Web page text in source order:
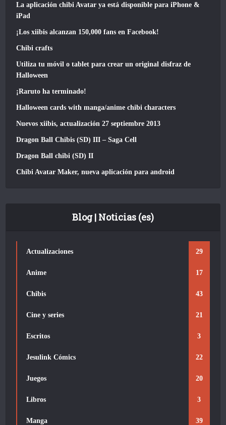
La aplicación chibi Avatar ya está disponible para iPhone &
iPad
¡Los xiibis alcanzan 150,000 fans en Facebook!
Chibi crafts
Utiliza tu móvil o tablet para crear un original disfraz de
Halloween
¡Raruto ha terminado!
Halloween cards with manga/anime chibi characters
Nuevos xiibis, actualización 27 septiembre 2013
Dragon Ball Chibis (SD) III – Saga Cell
Dragon Ball chibi (SD) II
Chibi Avatar Maker, nueva aplicación para android
Blog | Noticias (es)
Actualizaciones 29
Anime 17
Chibis 43
Cine y series 21
Escritos 3
Jesulink Cómics 22
Juegos 20
Libros 3
Manga 39